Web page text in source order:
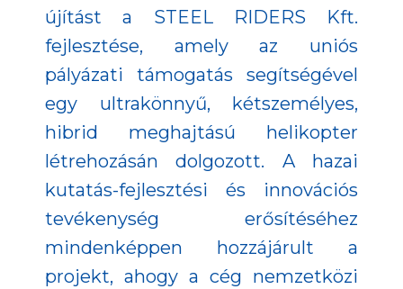
újítást a STEEL RIDERS Kft.
fejlesztése, amely az uniós
pályázati támogatás segítségével
egy ultrakönnyű, kétszemélyes,
hibrid meghajtású helikopter
létrehozásán dolgozott. A hazai
kutatás-fejlesztési és innovációs
tevékenység erősítéséhez
mindenképpen hozzájárult a
projekt, ahogy a cég nemzetközi